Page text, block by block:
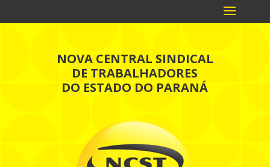
NOVA CENTRAL SINDICAL
DE TRABALHADORES
DO ESTADO DO PARANÁ